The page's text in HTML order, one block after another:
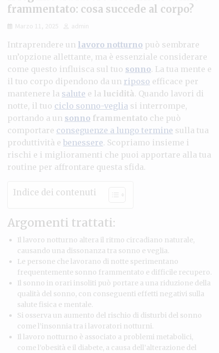
frammentato: cosa succede al corpo?
Marzo 11, 2025 admin
Intraprendere un lavoro notturno può sembrare
un’opzione allettante, ma è essenziale considerare
come questo influisca sul tuo sonno. La tua mente e
il tuo corpo dipendono da un riposo efficace per
mantenere la salute e la lucidità. Quando lavori di
notte, il tuo ciclo sonno-veglia si interrompe,
portando a un sonno frammentato che può
comportare conseguenze a lungo termine sulla tua
produttività e benessere. Scopriamo insieme i
rischi e i miglioramenti che puoi apportare alla tua
routine per affrontare questa sfida.
Indice dei contenuti
Argomenti trattati:
Il lavoro notturno altera il ritmo circadiano naturale,
causando una dissonanza tra sonno e veglia.
Le persone che lavorano di notte sperimentano
frequentemente sonno frammentato e difficile recupero.
Il sonno in orari insoliti può portare a una riduzione della
qualità del sonno, con conseguenti effetti negativi sulla
salute fisica e mentale.
Si osserva un aumento del rischio di disturbi del sonno
come l’insonnia tra i lavoratori notturni.
Il lavoro notturno è associato a problemi metabolici,
come l’obesità e il diabete, a causa dell’alterazione del